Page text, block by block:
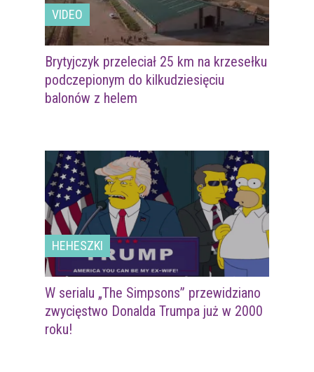
VIDEO
Brytyjczyk przeleciał 25 km na krzesełku
podczepionym do kilkudziesięciu
balonów z helem
HEHESZKI
W serialu „The Simpsons” przewidziano
zwycięstwo Donalda Trumpa już w 2000
roku!